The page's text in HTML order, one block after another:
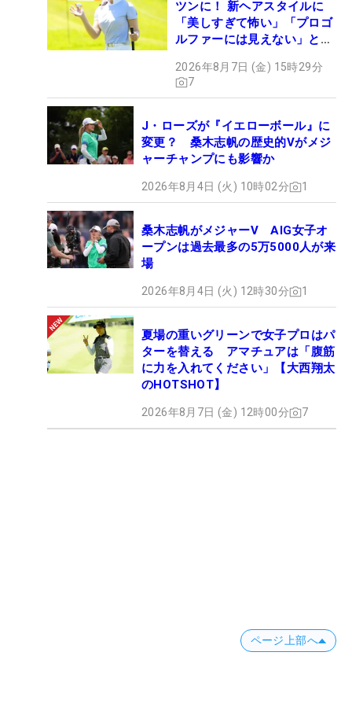
ツンに！ 新ヘアスタイルに
「美しすぎて怖い」「プロゴ
ルファーには見えない」とコ
2026年8月7日 (金) 15時29分
7
J・ローズが『イエローボール』に
変更？ 桑木志帆の歴史的Vがメジ
ャーチャンプにも影響か
2026年8月4日 (火) 10時02分 1
桑木志帆がメジャーV AIG女子オ
ープンは過去最多の5万5000人が来
場
2026年8月4日 (火) 12時30分 1
夏場の重いグリーンで女子プロはパ
ターを替える アマチュアは「腹筋
に力を入れてください」【大西翔太
のHOTSHOT】
2026年8月7日 (金) 12時00分 7
ページ上部へ